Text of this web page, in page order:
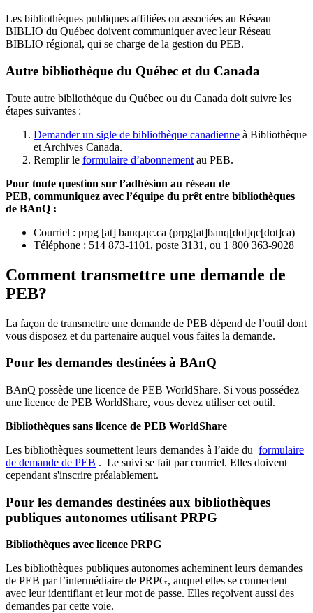
Les bibliothèques publiques affiliées ou associées au Réseau
BIBLIO du Québec doivent communiquer avec leur Réseau
BIBLIO régional, qui se charge de la gestion du PEB.
Autre bibliothèque du Québec et du Canada
Toute autre bibliothèque du Québec ou du Canada doit suivre les
étapes suivantes :
Demander un sigle de bibliothèque canadienne à Bibliothèque
et Archives Canada.
Remplir le formulaire d’abonnement au PEB.
Pour toute question sur l’adhésion au réseau de
PEB, communiquez avec l’équipe du prêt entre bibliothèques
de BAnQ :
Courriel : prpg [at] banq.qc.ca (prpg[at]banq[dot]qc[dot]ca)
Téléphone : 514 873-1101, poste 3131, ou 1 800 363-9028
Comment transmettre une demande de
PEB?
La façon de transmettre une demande de PEB dépend de l’outil dont
vous disposez et du partenaire auquel vous faites la demande.
Pour les demandes destinées à BAnQ
BAnQ possède une licence de PEB WorldShare. Si vous possédez
une licence de PEB WorldShare, vous devez utiliser cet outil.
Bibliothèques sans licence de PEB WorldShare
Les bibliothèques soumettent leurs demandes à l’aide du formulaire
de demande de PEB . Le suivi se fait par courriel. Elles doivent
cependant s'inscrire préalablement.
Pour les demandes destinées aux bibliothèques
publiques autonomes utilisant PRPG
Bibliothèques avec licence PRPG
Les bibliothèques publiques autonomes acheminent leurs demandes
de PEB par l’intermédiaire de PRPG, auquel elles se connectent
avec leur identifiant et leur mot de passe. Elles reçoivent aussi des
demandes par cette voie.